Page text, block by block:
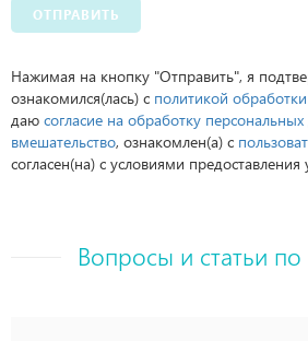
ОТПРАВИТЬ
Нажимая на кнопку "Отправить", я
ознакомился(лась) с политикой
даю согласие на обработку
вмешательство, ознакомлен(а) с
согласен(на) с условиями предоставления
Вопросы и статьи по